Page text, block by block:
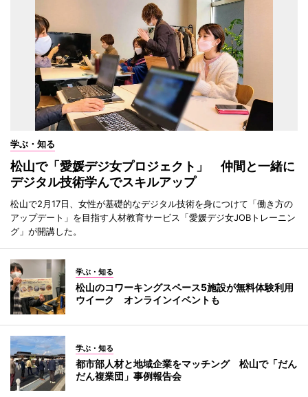
学ぶ・知る
松山で「愛媛デジ女プロジェクト」 仲間と一緒に
デジタル技術学んでスキルアップ
松山で2月17日、女性が基礎的なデジタル技術を身につけて「働き方の
アップデート」を目指す人材教育サービス「愛媛デジ女JOBトレーニン
グ」が開講した。
学ぶ・知る
松山のコワーキングスペース5施設が無料体験利用
ウイーク オンラインイベントも
学ぶ・知る
都市部人材と地域企業をマッチング 松山で「だん
だん複業団」事例報告会